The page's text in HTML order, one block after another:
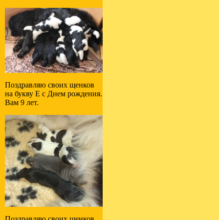
Поздравляю своих щенков
на букву E с Днем рождения.
Вам 9 лет.